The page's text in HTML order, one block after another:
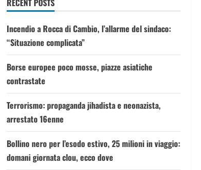
RECENT POSTS
Incendio a Rocca di Cambio, l’allarme del sindaco:
“Situazione complicata”
Borse europee poco mosse, piazze asiatiche
contrastate
Terrorismo: propaganda jihadista e neonazista,
arrestato 16enne
Bollino nero per l’esodo estivo, 25 milioni in viaggio:
domani giornata clou, ecco dove